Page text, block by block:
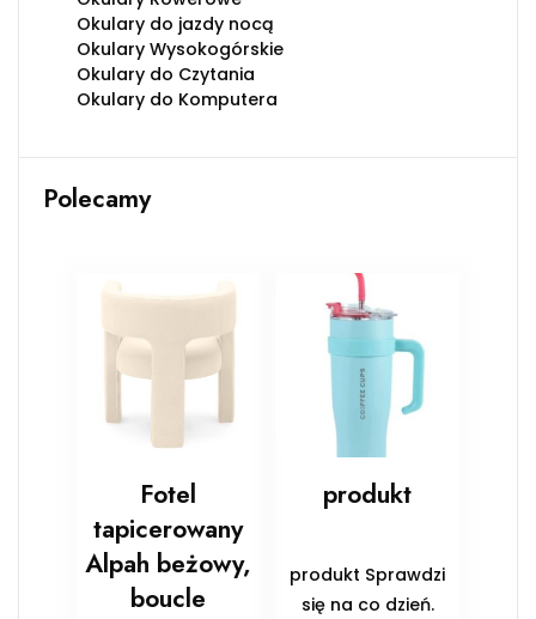
Okulary do jazdy nocą
Okulary Wysokogórskie
Okulary do Czytania
Okulary do Komputera
Polecamy
Fotel
tapicerowany
Alpah beżowy,
boucle
produkt
produkt Sprawdzi
się na co dzień.